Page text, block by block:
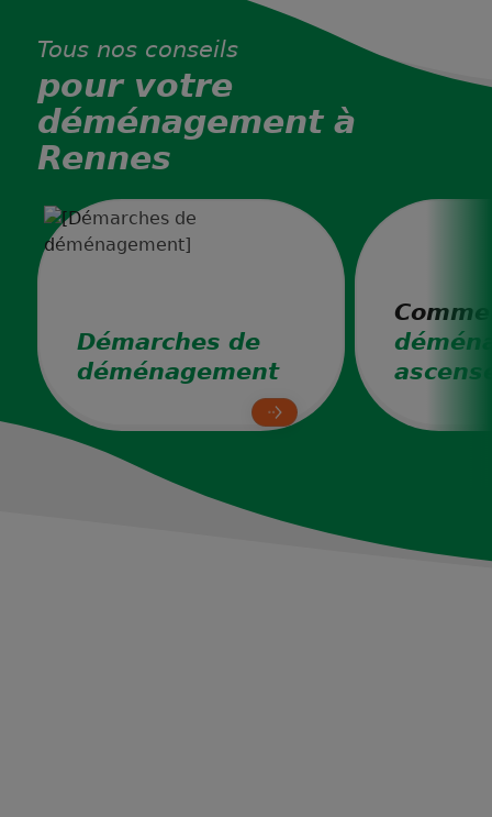
Tous nos conseils
pour votre
déménagement à
Rennes
Démarches de
déménagement